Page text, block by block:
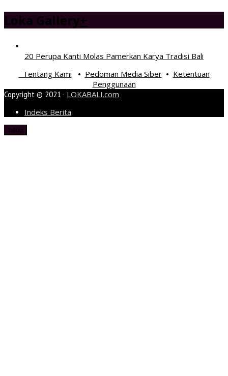
Loka Gallery+
20 Perupa Kanti Molas Pamerkan Karya Tradisi Bali
Tentang Kami • Pedoman Media Siber• Ketentuan
Penggunaan
Copyright © 2021 · LOKABALI.com
Indeks Berita
tutup